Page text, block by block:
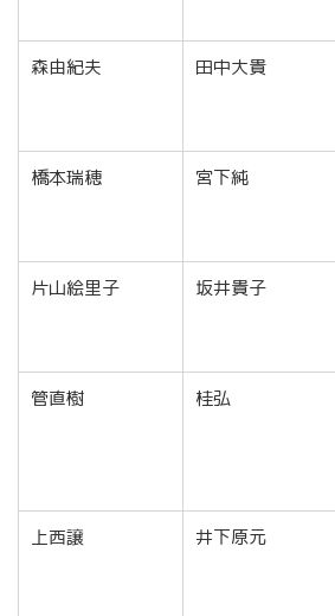
森由紀夫 田中大貴
橋本瑞穂 宮下純
片山絵里子 坂井貴子
管直樹 桂弘
上西譲 井下原元